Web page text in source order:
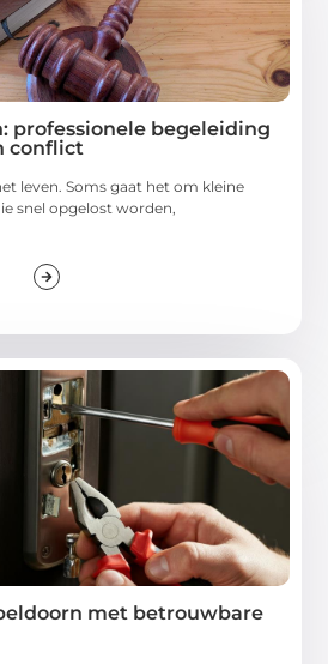
professionele begeleiding
conflict
leven. Soms gaat het om kleine
snel opgelost worden,
met betrouwbare